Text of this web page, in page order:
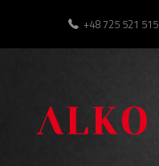
+48 725 521 515